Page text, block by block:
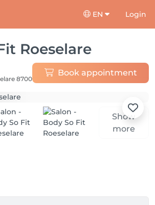
EN Login
Roeselare
8700
Book appointment
Show
more